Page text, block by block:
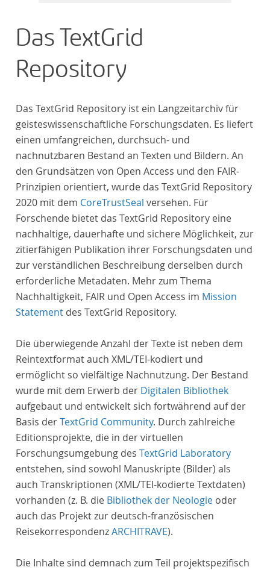
Künstler unterstützte, die sich bereits um die
„Farbenlehre“ verdient gemacht hatten oder Willens
waren, sich Themen aus dem Bereich der
„Farbenlehre“ zu widmen.
Das TextGrid
Repository
Das TextGrid Repository ist ein Langzeitarchiv für
geisteswissenschaftliche Forschungsdaten. Es liefert
einen umfangreichen, durchsuch- und
nachnutzbaren Bestand an Texten und Bildern. An
den Grundsätzen von Open Access und den FAIR-
Prinzipien orientiert, wurde das TextGrid Repository
2020 mit dem CoreTrustSeal versehen. Für
Forschende bietet das TextGrid Repository eine
nachhaltige, dauerhafte und sichere Möglichkeit, zur
zitierfähigen Publikation ihrer Forschungsdaten und
zur verständlichen Beschreibung derselben durch
erforderliche Metadaten. Mehr zum Thema
Nachhaltigkeit, FAIR und Open Access im Mission
Statement des TextGrid Repository.
Die überwiegende Anzahl der Texte ist neben dem
Reintextformat auch XML/TEI-kodiert und
ermöglicht so vielfältige Nachnutzung. Der Bestand
wurde mit dem Erwerb der Digitalen Bibliothek
aufgebaut und entwickelt sich fortwährend auf der
Basis derTextGrid Community. Durch zahlreiche
Editionsprojekte, die in der virtuellen
Forschungsumgebung des TextGrid Laboratory
entstehen, sind sowohl Manuskripte (Bilder) als
auch Transkriptionen (XML/TEI-kodierte Textdaten)
vorhanden (z. B. die Bibliothek der Neologie oder
auch das Projekt zur deutsch-französischen
ReisekorrespondenzARCHITRAVE).
Die Inhalte sind demnach zum Teil projektspezifisch